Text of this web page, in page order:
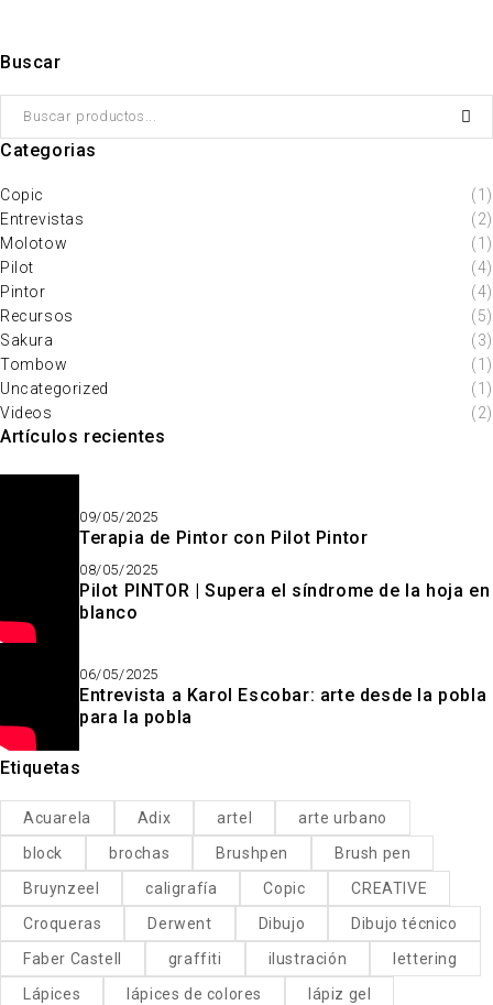
Buscar
Categorias
Copic
(1)
Entrevistas
(2)
Molotow
(1)
Pilot
(4)
Pintor
(4)
Recursos
(5)
Sakura
(3)
Tombow
(1)
Uncategorized
(1)
Videos
(2)
Artículos recientes
09/05/2025
Terapia de Pintor con Pilot Pintor
08/05/2025
Pilot PINTOR | Supera el síndrome de la hoja en
blanco
06/05/2025
Entrevista a Karol Escobar: arte desde la pobla
para la pobla
Etiquetas
Acuarela Adix artel
arte urbano
block
brochas Brushpen
Brush pen
Bruynzeel
caligrafía Copic
CREATIVE
Croqueras
Derwent Dibujo
Dibujo técnico
Faber Castell
graffiti ilustración
lettering
Lápices
lápices de colores
lápiz gel